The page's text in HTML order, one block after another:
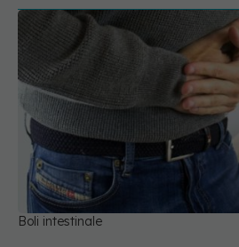
Boli intestinale